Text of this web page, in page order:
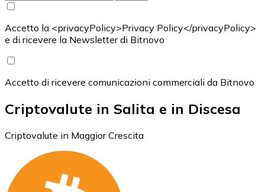
Accetto la <privacyPolicy>Privacy Policy</privacyPolicy>
e di ricevere la Newsletter di Bitnovo
Accetto di ricevere comunicazioni commerciali da Bitnovo
Criptovalute in Salita e in Discesa
Criptovalute in Maggior Crescita